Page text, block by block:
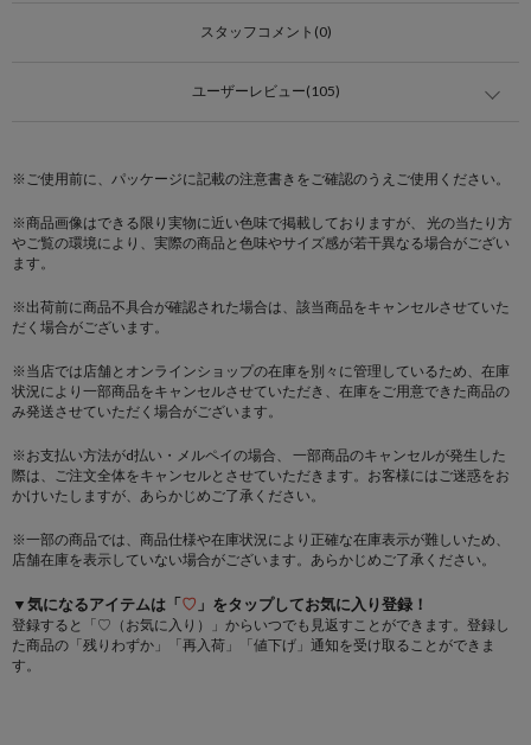
スタッフコメント(0)
ユーザーレビュー(105)
※ご使用前に、パッケージに記載の注意書きをご確認のうえご使用ください。
※商品画像はできる限り実物に近い色味で掲載しておりますが、 光の当たり方
やご覧の環境により、実際の商品と色味やサイズ感が若干異なる場合がござい
ます。
※出荷前に商品不具合が確認された場合は、該当商品をキャンセルさせていた
だく場合がございます。
※当店では店舗とオンラインショップの在庫を別々に管理しているため、在庫
状況により一部商品をキャンセルさせていただき、在庫をご用意できた商品の
み発送させていただく場合がございます。
※お支払い方法がd払い・メルペイの場合、 一部商品のキャンセルが発生した
際は、ご注文全体をキャンセルとさせていただきます。お客様にはご迷惑をお
かけいたしますが、あらかじめご了承ください。
※一部の商品では、商品仕様や在庫状況により正確な在庫表示が難しいため、
店舗在庫を表示していない場合がございます。あらかじめご了承ください。
▼気になるアイテムは「♡ 」をタップしてお気に入り登録！
登録すると「♡（お気に入り）」からいつでも見返すことができます。登録し
た商品の「残りわずか」「再入荷」「値下げ」通知を受け取ることができま
す。